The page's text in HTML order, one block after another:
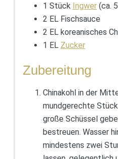
1 Stück Ingwer(ca.
2 EL Fischsauce
2 EL koreanisches
1 EL Zucker
Zubereitung
Chinakohl in der
mundgerechte
große Schüssel
bestreuen. Wasser
mindestens zwei